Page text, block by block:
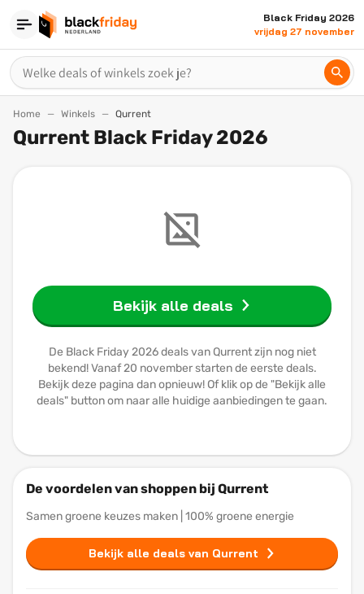
Black Friday 2026
vrijdag 27 november
Home Winkels Qurrent
Qurrent Black Friday 2026
Bekijk alle deals
De Black Friday 2026 deals van Qurrent zijn nog niet
bekend! Vanaf 20 november starten de eerste deals.
Bekijk deze pagina dan opnieuw! Of klik op de "Bekijk alle
deals" button om naar alle huidige aanbiedingen te gaan.
De voordelen van shoppen bij Qurrent
Samen groene keuzes maken | 100% groene energie
Bekijk alle deals van Qurrent